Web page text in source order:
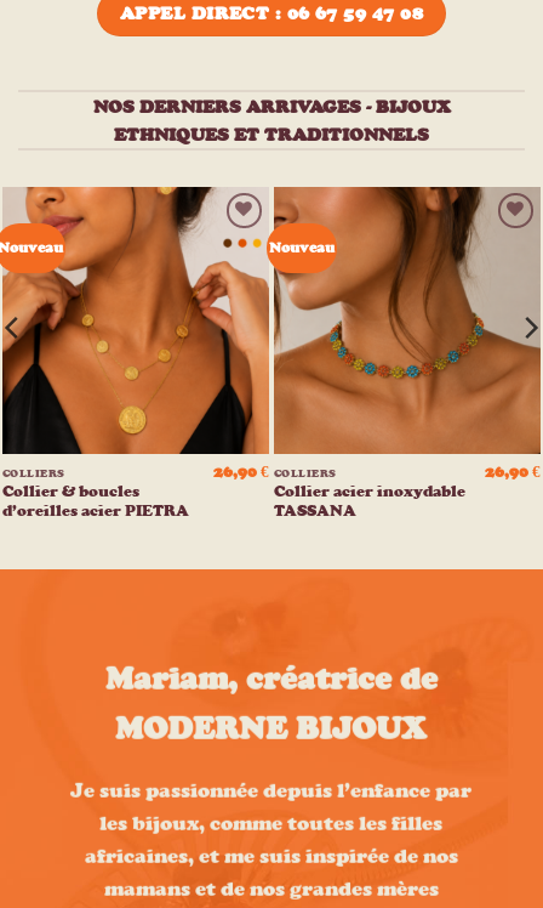
APPEL DIRECT : 06 67 59 47 08
NOS DERNIERS ARRIVAGES - BIJOUX
ETHNIQUES ET TRADITIONNELS
Ajouter
à la
liste
d’envies
COLLIERS
Collier & boucles
d’oreilles acier PIETRA
26,90 €
Nouveau
COLLIERS
Collier acier inoxydable
TASSANA
26,90 €
Mariam, créatrice de
MODERNE BIJOUX
Je suis passionnée depuis l’enfance par
les bijoux, comme toutes les filles
africaines, et me suis inspirée de nos
mamans et de nos grandes mères